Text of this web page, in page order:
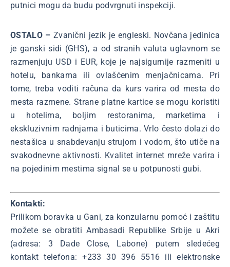
putnici mogu da budu podvrgnuti inspekciji.
OSTALO – Zvanični jezik je engleski. Novčana jedinica
je ganski sidi (GHS), a od stranih valuta uglavnom se
razmenjuju USD i EUR, koje je najsigurnije razmeniti u
hotelu, bankama ili ovlašćenim menjačnicama. Pri
tome, treba voditi računa da kurs varira od mesta do
mesta razmene. Strane platne kartice se mogu koristiti
u hotelima, boljim restoranima, marketima i
ekskluzivnim radnjama i buticima. Vrlo često dolazi do
nestašica u snabdevanju strujom i vodom, što utiče na
svakodnevne aktivnosti. Kvalitet internet mreže varira i
na pojedinim mestima signal se u potpunosti gubi.
Kontakti:
Prilikom boravka u Gani, za konzularnu pomoć i zaštitu
možete se obratiti Ambasadi Republike Srbije u Akri
(adresa: 3 Dade Close, Labone) putem sledećeg
kontakt telefona: +233 30 396 5516 ili elektronske